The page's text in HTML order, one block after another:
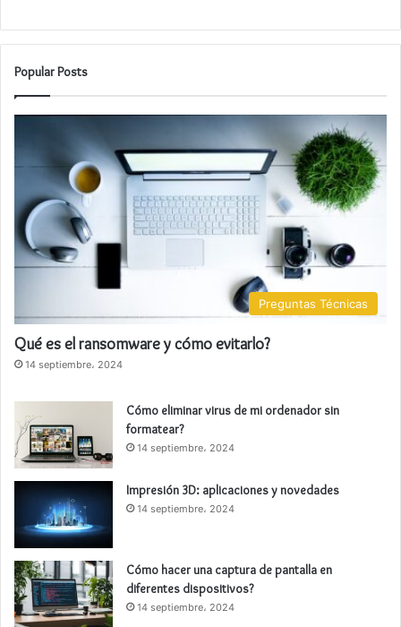
Popular Posts
Preguntas Técnicas
Qué es el ransomware y cómo evitarlo?
14 septiembre، 2024
Cómo eliminar virus de mi ordenador sin
formatear?
14 septiembre، 2024
Impresión 3D: aplicaciones y novedades
14 septiembre، 2024
Cómo hacer una captura de pantalla en
diferentes dispositivos?
14 septiembre، 2024